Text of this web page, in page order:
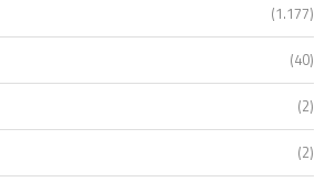
(1.177)
(40)
(2)
(2)